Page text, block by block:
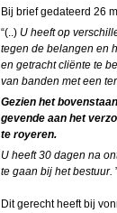
Bij brief gedateerd 26
“(..) U heeft op
tegen de belangen en
en getracht cliënte te
van banden met een
Gezien het
gevende aan het
te royeren.
U heeft 30 dagen na
te gaan bij het bestuur.
Dit gerecht heeft bij